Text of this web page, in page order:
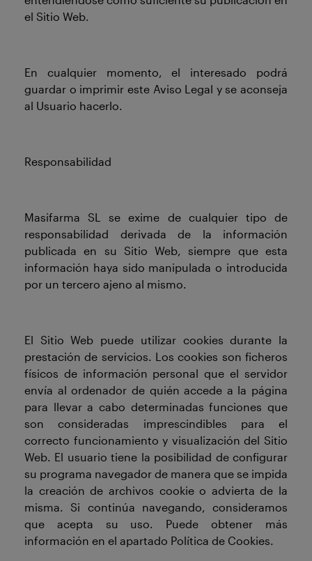
el Sitio Web.
En cualquier momento, el interesado podrá
guardar o imprimir este Aviso Legal y se aconseja
al Usuario hacerlo.
Responsabilidad
Masifarma SL se exime de cualquier tipo de
responsabilidad derivada de la información
publicada en su Sitio Web, siempre que esta
información haya sido manipulada o introducida
por un tercero ajeno al mismo.
El Sitio Web puede utilizar cookies durante la
prestación de servicios. Los cookies son ficheros
físicos de información personal que el servidor
envía al ordenador de quién accede a la página
para llevar a cabo determinadas funciones que
son consideradas imprescindibles para el
correcto funcionamiento y visualización del Sitio
Web. El usuario tiene la posibilidad de configurar
su programa navegador de manera que se impida
la creación de archivos cookie o advierta de la
misma. Si continúa navegando, consideramos
que acepta su uso. Puede obtener más
información en el apartado Política de Cookies.